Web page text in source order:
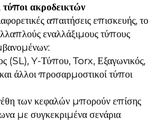
ακροδεικτών
απαιτήσεις επισκευής, το
εναλλάξιμους τύπους
(SL), Y-Τύπου, Torx, Εξαγωνικός,
άλλοι προσαρμοστικοί τύποι
των κεφαλών μπορούν επίσης
με συγκεκριμένα σενάρια